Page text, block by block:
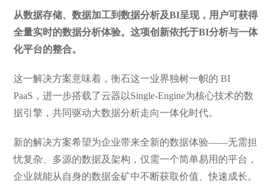
从数据存储、数据加工到数据分析及BI呈现，用户可获得
全量实时的数据分析体验。这项创新依托于BI分析与一体
化平台的整合。
这一解决方案意味着，衡石这一业界独树一帜的 BI
PaaS，进一步搭载了云器以Single-Engine为核心技术的数
据引擎，共同驱动大数据分析走向一体化时代。
新的解决方案希望为企业带来全新的数据体验——无需担
忧复杂、多源的数据及架构，仅需一个简单易用的平台，
企业就能从自身的数据金矿中不断获取价值、快速成长。